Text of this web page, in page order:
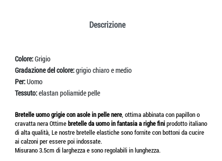
Descrizione
Colore:Grigio
Gradazione del colore:grigio chiaro e medio
Per:Uomo
Tessuto:elastan poliamide pelle
Bretelle uomo grigie con asole in pelle nere, ottima abbinata con papillon o
cravatta nera Ottimebretelle da uomoin fantasia a righe finiprodotto italiano
di alta qualità, Le nostre bretelle elastiche sono fornite con bottoni da cucire
ai calzoni per essere poi indossate.
Misurano 3.5cm di larghezza e sono regolabili in lunghezza.